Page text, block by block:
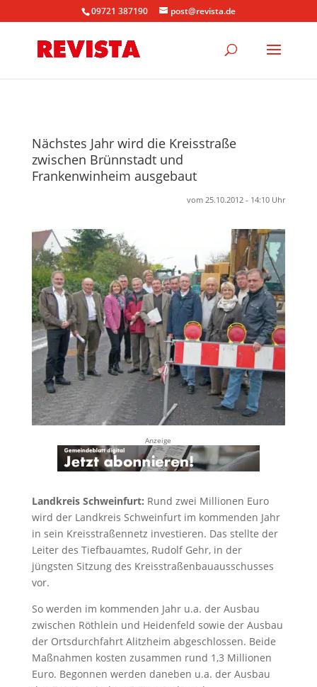
09721 387190 post@revista.de
Nächstes Jahr wird die Kreisstraße
zwischen Brünnstadt und
Frankenwinheim ausgebaut
vom 25.10.2012 - 14:10 Uhr
Anzeige
Landkreis Schweinfurt: Rund zwei Millionen Euro
wird der Landkreis Schweinfurt im kommenden Jahr
in sein Kreisstraßennetz investieren. Das stellte der
Leiter des Tiefbauamtes, Rudolf Gehr, in der
jüngsten Sitzung des Kreisstraßenbauausschusses
vor.
So werden im kommenden Jahr u.a. der Ausbau
zwischen Röthlein und Heidenfeld sowie der Ausbau
der Ortsdurchfahrt Alitzheim abgeschlossen. Beide
Maßnahmen kosten zusammen rund 1,3 Millionen
Euro. Begonnen werden daneben u.a. der Ausbau